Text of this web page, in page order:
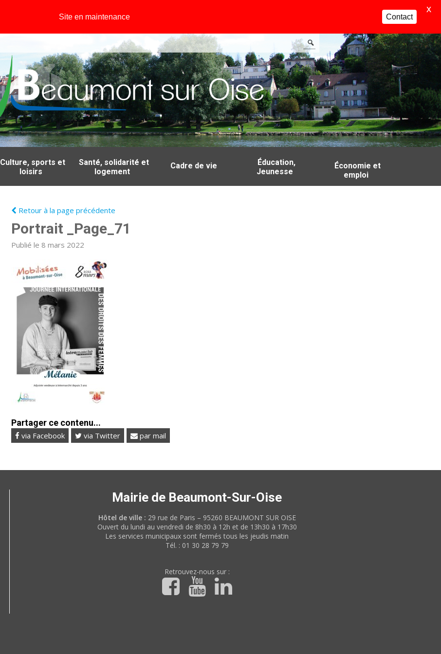
Culture, sports et
loisirs
Santé, solidarité et
logement
Cadre de vie
Éducation,
Jeunesse
Économie et
emploi
Retour à la page précédente
Portrait _Page_71
Publié le 8 mars 2022
Partager ce contenu...
via Facebook via Twitter par mail
Mairie de Beaumont-Sur-Oise
Hôtel de ville : 29 rue de Paris – 95260 BEAUMONT SUR OISE
Ouvert du lundi au vendredi de 8h30 à 12h et de 13h30 à 17h30
Les services municipaux sont fermés tous les jeudis matin
Tél. : 01 30 28 79 79
Retrouvez-nous sur :
Site en maintenance Contact
X